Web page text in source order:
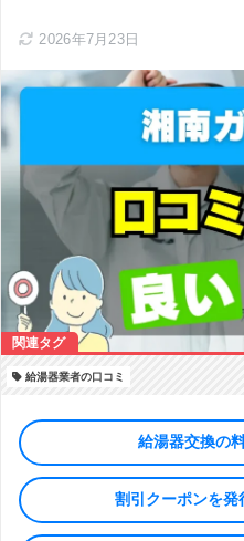
2026年7月23日
給湯器業者の口コミ
給湯器交換の
割引クーポンを発